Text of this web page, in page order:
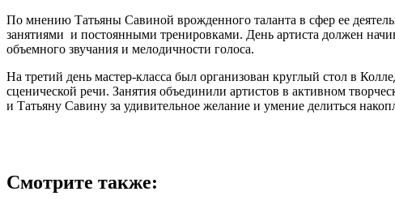
По мнению Татьяны Савиной врожденного таланта в сфер ее
занятиями и постоянными тренировками. День артиста должен
объемного звучания и мелодичности голоса.
На третий день мастер-класса был организован круглый стол в
сценической речи. Занятия объединили артистов в активном
и Татьяну Савину за удивительное желание и умение делиться
Смотрите также: